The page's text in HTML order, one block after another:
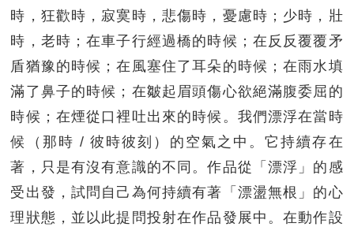
時，狂歡時，寂寞時，悲傷時，憂慮時；少時，壯
時，老時；在車子行經過橋的時候；在反反覆覆矛
盾猶豫的時候；在風塞住了耳朵的時候；在雨水填
滿了鼻子的時候；在皺起眉頭傷心欲絕滿腹委屈的
時候；在煙從口裡吐出來的時候。我們漂浮在當時
候（那時 / 彼時彼刻）的空氣之中。它持續存在
著，只是有沒有意識的不同。作品從「漂浮」的感
受出發，試問自己為何持續有著「漂盪無根」的心
理狀態，並以此提問投射在作品發展中。在動作設